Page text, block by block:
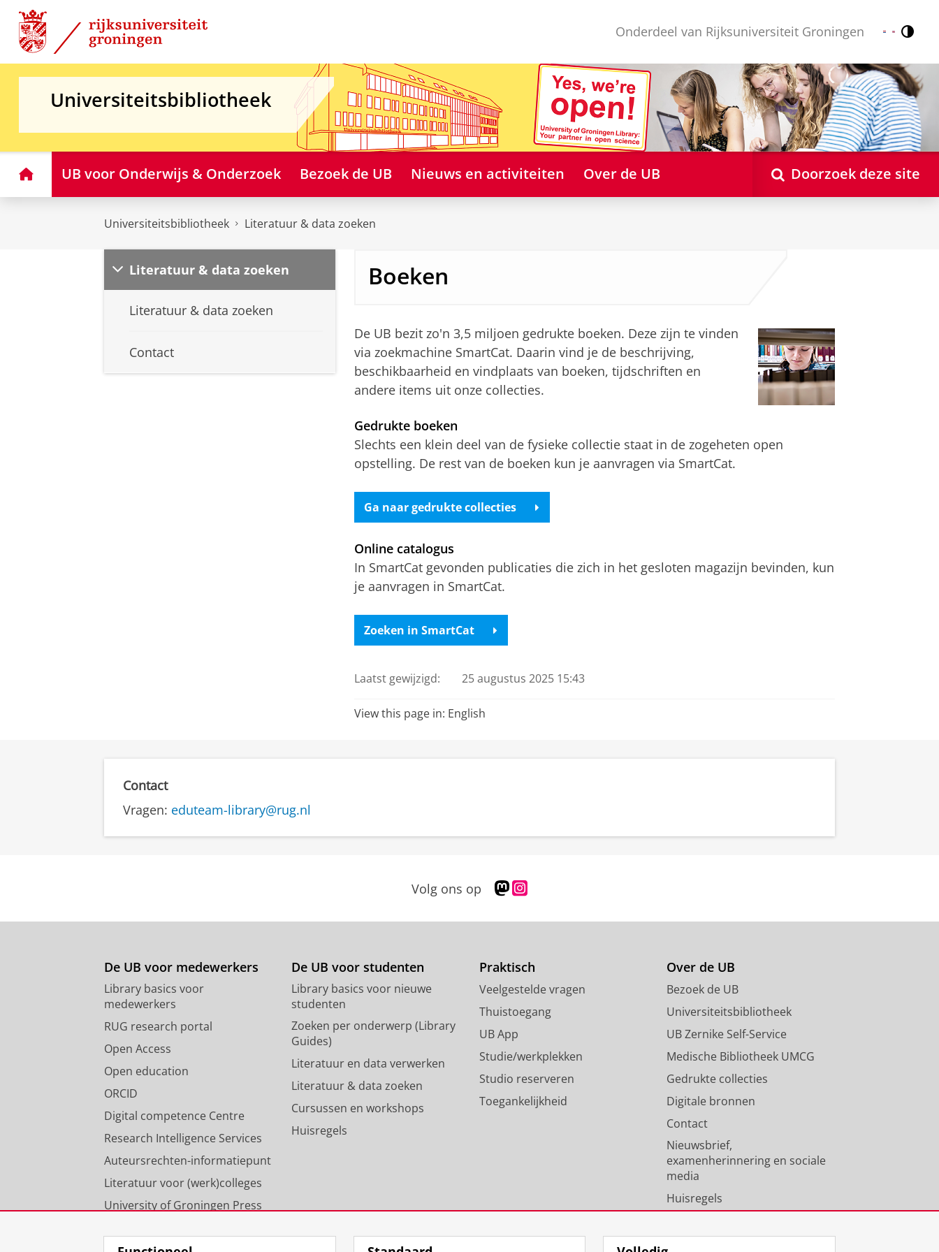
Skip
Content
Skip
Navigation
Onderdeel van Rijksuniversiteit Groningen Nederlands
English
Universiteitsbibliotheek
HomeUB voor Onderwijs & Onderzoek Bezoek de UB Nieuws en activiteiten Over de UB Doorzoek deze site
Universiteitsbibliotheek Literatuur & data zoeken
Literatuur & data zoeken
Literatuur & data zoeken
Contact
Boeken
De UB bezit zo'n 3,5 miljoen gedrukte boeken. Deze zijn te vinden
via zoekmachine SmartCat. Daarin vind je de beschrijving,
beschikbaarheid en vindplaats van boeken, tijdschriften en
andere items uit onze collecties.
Gedrukte boeken
Slechts een klein deel van de fysieke collectie staat in de zogeheten open
opstelling. De rest van de boeken kun je aanvragen via SmartCat.
Ga naar gedrukte collecties
Online catalogus
In SmartCat gevonden publicaties die zich in het gesloten magazijn bevinden, kun
je aanvragen in SmartCat.
Zoeken in SmartCat
Laatst gewijzigd: 25 augustus 2025 15:43
View this page in: English
Contact
Vragen: eduteam-library@rug.nl
Volg ons op
M
s
d
n
p
o
f
i
e
l
n
v
s
g
r
a
m
c
c
o
u
s
n
De UB voor medewerkers
Library basics voor
medewerkers
RUG research portal
Open Access
Open education
ORCID
Digital competence Centre
Research Intelligence Services
Auteursrechten-informatiepunt
Literatuur voor (werk)colleges
University of Groningen Press
De UB voor studenten
Library basics voor nieuwe
studenten
Zoeken per onderwerp (Library
Guides)
Literatuur en data verwerken
Literatuur & data zoeken
Cursussen en workshops
Huisregels
Praktisch
Veelgestelde vragen
Thuistoegang
UB App
Studie/werkplekken
Studio reserveren
Toegankelijkheid
Over de UB
Bezoek de UB
Universiteitsbibliotheek
UB Zernike Self-Service
Medische Bibliotheek UMCG
Gedrukte collecties
Digitale bronnen
Contact
Nieuwsbrief,
examenherinnering en sociale
media
Huisregels
Universiteitsbibliotheek